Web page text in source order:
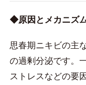
◆原因とメカニズ
思春期ニキビの主
の過剰分泌です。
ストレスなどの要